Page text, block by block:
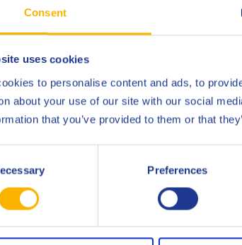
Consent
uses cookies
to personalise content and ads, to
about your use of our site with our social
that you’ve provided to them or that
Preferences
voor het draadtrekken van
oliën van ALUDRA
op kwaliteitsbasisoliën
verlengen.
draadtrekemulsies voor
PRIAMUS zorgen voor
en